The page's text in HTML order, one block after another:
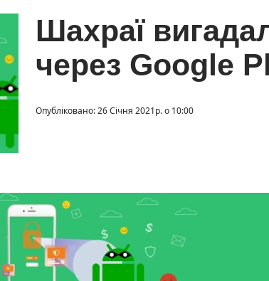
Шахраї
через Google
Опубліковано: 26 Січня 2021р. о 10:00